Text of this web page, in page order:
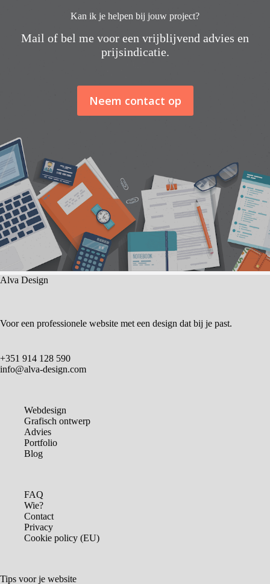
Kan ik je helpen bij jouw project?
Mail of bel me voor een vrijblijvend advies en
prijsindicatie.
Neem contact op
Alva Design
Voor een professionele website met een design dat bij je past.
+351 914 128 590
info@alva-design.com
Webdesign
Grafisch ontwerp
Advies
Portfolio
Blog
FAQ
Wie?
Contact
Privacy
Cookie policy (EU)
Tips voor je website